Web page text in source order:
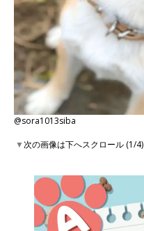
@sora1013siba
▼次の画像は下へスクロール (1/4)